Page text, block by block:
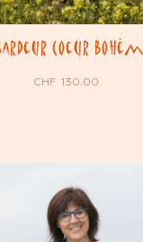
Coeur
CHF130.00